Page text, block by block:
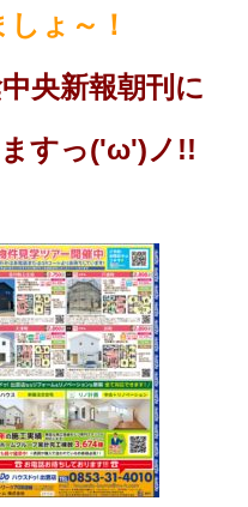
ょ～！
央新報朝刊に
すっ('ω')ノ!!